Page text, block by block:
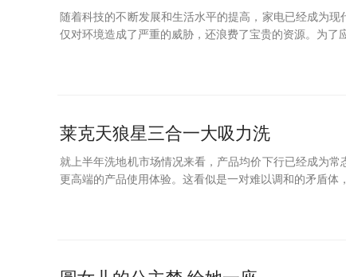
随着科技的不断发展和生活水平的提高，家电已经成为
仅对环境造成了严重的威胁，还浪费了宝贵的资源。为了
莱克天狼星三合一大吸力洗
就上半年洗地机市场情况来看，产品均价下行已经成为
更高端的产品使用体验。这看似是一对难以调和的矛盾体